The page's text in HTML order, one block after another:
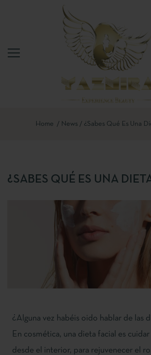
Home News ¿Sabes Qué Es Una
¿SABES QUÉ ES UNA
¿Alguna vez habéis oido hablar de las
En cosmética, una dieta facial es
desde el interior, para rejuvenecer el